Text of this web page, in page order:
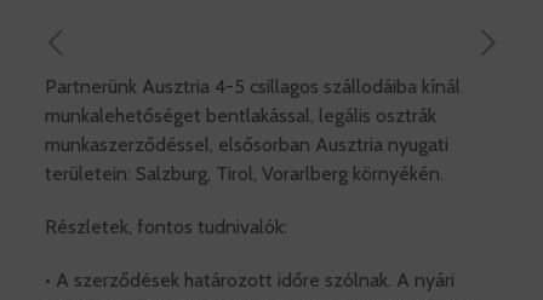
Partnerünk Ausztria 4-5 csillagos szállodáiba kínál
munkalehetőséget bentlakással, legális osztrák
munkaszerződéssel, elsősorban Ausztria nyugati
területein: Salzburg, Tirol, Vorarlberg környékén.
Részletek, fontos tudnivalók:
• A szerződések határozott időre szólnak. A nyári